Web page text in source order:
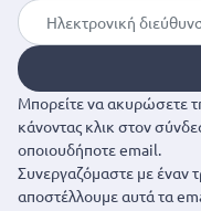
Μπορείτε να ακυρώσετε
κάνοντας κλικ στον
οποιουδήποτε email.
Συνεργαζόμαστε με έναν
αποστέλλουμε αυτά τα